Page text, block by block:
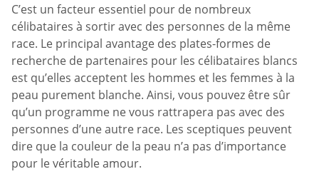
C’est un facteur essentiel pour de nombreux
célibataires à sortir avec des personnes de la même
race. Le principal avantage des plates-formes de
recherche de partenaires pour les célibataires blancs
est qu’elles acceptent les hommes et les femmes à la
peau purement blanche. Ainsi, vous pouvez être sûr
qu’un programme ne vous rattrapera pas avec des
personnes d’une autre race. Les sceptiques peuvent
dire que la couleur de la peau n’a pas d’importance
pour le véritable amour.